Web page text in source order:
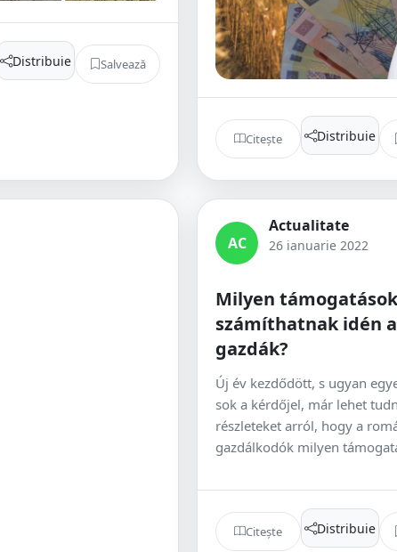
Distribuie Salvează
Citește Distribuie
AC
Actualitate
26 ianuarie 2022
Milyen
számíthatnak idén a
gazdák?
Új év kezdődött, s ugyan
sok a kérdőjel, már lehet
részleteket arról, hogy a
gazdálkodók milyen
Citește Distribuie